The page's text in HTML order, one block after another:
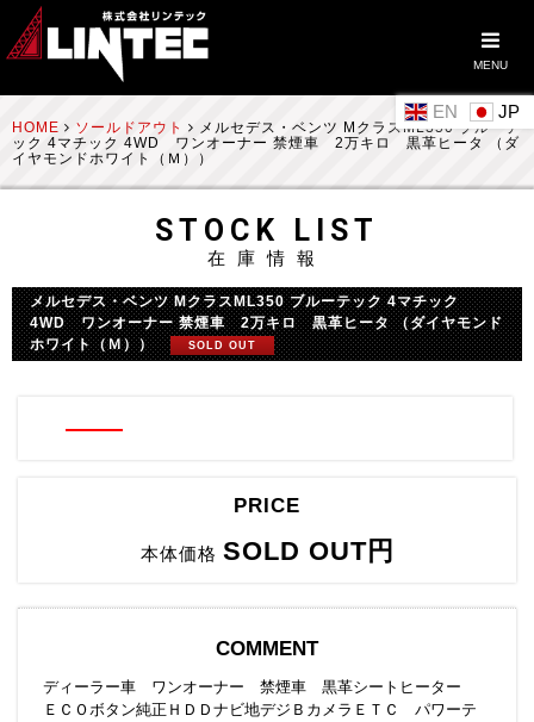
MENU
EN
HOME ソールドアウト
メルセデス・ベンツ MクラスML350 ブルーテ
ック 4マチック 4WD ワンオーナー 禁煙車 2万キロ 黒革ヒータ （ダ
イヤモンドホワイト（Ｍ））
STOCK LIST
在庫情報
メルセデス・ベンツ MクラスML350 ブルーテック 4マチック
4WD ワンオーナー 禁煙車 2万キロ 黒革ヒータ （ダイヤモンド
ホワイト（Ｍ））
SOLD OUT
PRICE
本体価格 SOLD OUT円
COMMENT
ディーラー車 ワンオーナー 禁煙車 黒革シートヒーター
ＥＣＯボタン純正ＨＤＤナビ地デジＢカメラＥＴＣ パワーテ